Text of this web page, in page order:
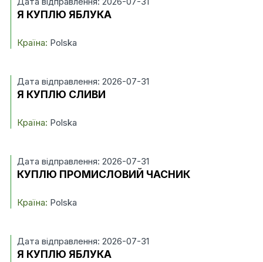
Я КУПЛЮ ЯБЛУКА
Країна: Polska
Дата відправлення: 2026-07-31
Я КУПЛЮ СЛИВИ
Країна: Polska
Дата відправлення: 2026-07-31
КУПЛЮ ПРОМИСЛОВИЙ ЧАСНИК
Країна: Polska
Дата відправлення: 2026-07-31
Я КУПЛЮ ЯБЛУКА